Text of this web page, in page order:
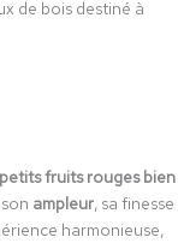
de bois destiné à
petits fruits rouges bien
ampleur, sa finesse
harmonieuse,